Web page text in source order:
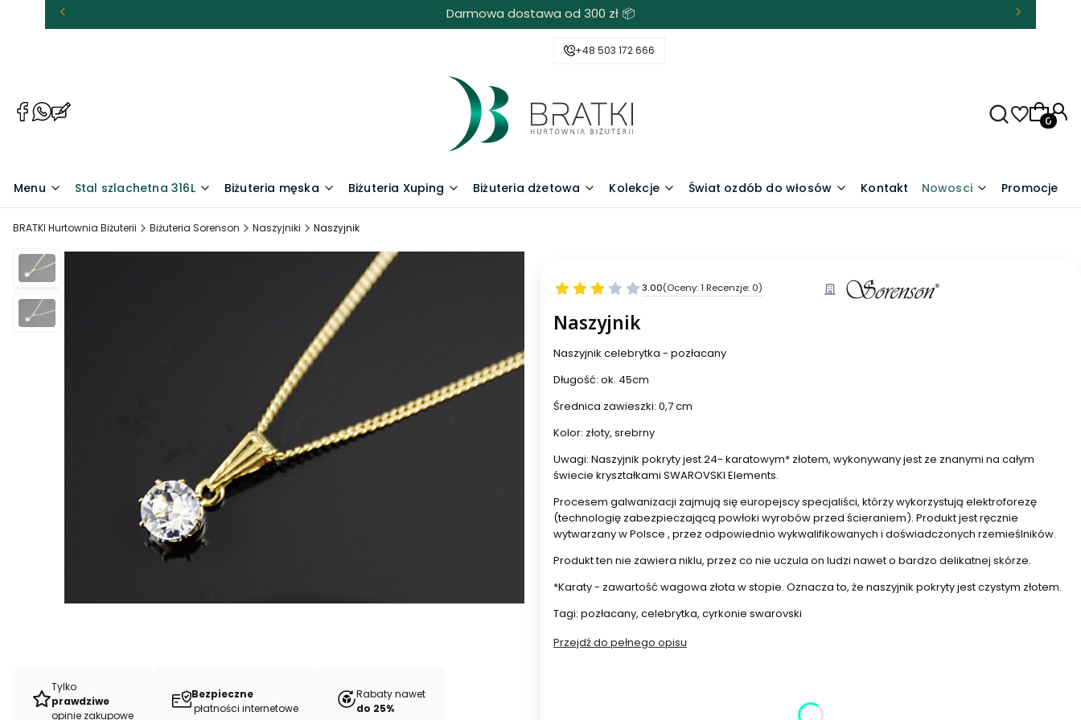
Darmowa dostawa od 300 zł 📦
+48 503 172 666
(Otwiera
karcie)
(Otwiera
karcie)
(Otwiera
karcie)
Menu Stal szlachetna 316L Biżuteria męska Biżuteria Xuping Biżuteria dżetowa Kolekcje Świat ozdób do włosów Kontakt Nowosci Promocje
BRATKI Hurtownia Biżuterii Biżuteria Sorenson Naszyjniki Naszyjnik
Tylko
prawdziwe
opinie zakupowe
Bezpieczne
płatności internetowe
Rabaty nawet
do 25%
3.00(Oceny: 1 Recenzje: 0)
Naszyjnik
Naszyjnik celebrytka - pozłacany
Długość: ok. 45cm
Średnica zawieszki: 0,7 cm
Kolor: złoty, srebrny
Uwagi: Naszyjnik pokryty jest 24- karatowym* złotem, wykonywany jest ze znanymi na całym
świecie kryształkami SWAROVSKI Elements.
Procesem galwanizacji zajmują się europejscy specjaliści, którzy wykorzystują elektroforezę
(technologię zabezpieczającą powłoki wyrobów przed ścieraniem). Produkt jest ręcznie
wytwarzany w Polsce , przez odpowiednio wykwalifikowanych i doświadczonych rzemieślników.
Produkt ten nie zawiera niklu, przez co nie uczula on ludzi nawet o bardzo delikatnej skórze.
*Karaty - zawartość wagowa złota w stopie. Oznacza to, że naszyjnik pokryty jest czystym złotem.
Tagi: pozłacany, celebrytka, cyrkonie swarovski
Przejdź do pełnego opisu